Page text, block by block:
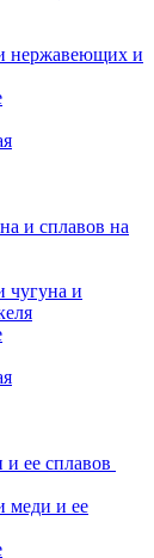
нержавеющих и
и сплавов на
чугуна и
ее сплавов
меди и ее